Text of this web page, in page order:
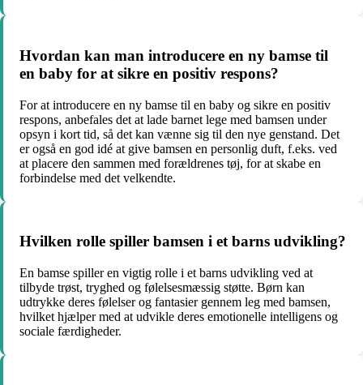
Hvordan kan man introducere en ny bamse til
en baby for at sikre en positiv respons?
For at introducere en ny bamse til en baby og sikre en positiv
respons, anbefales det at lade barnet lege med bamsen under
opsyn i kort tid, så det kan vænne sig til den nye genstand. Det
er også en god idé at give bamsen en personlig duft, f.eks. ved
at placere den sammen med forældrenes tøj, for at skabe en
forbindelse med det velkendte.
Hvilken rolle spiller bamsen i et barns udvikling?
En bamse spiller en vigtig rolle i et barns udvikling ved at
tilbyde trøst, tryghed og følelsesmæssig støtte. Børn kan
udtrykke deres følelser og fantasier gennem leg med bamsen,
hvilket hjælper med at udvikle deres emotionelle intelligens og
sociale færdigheder.